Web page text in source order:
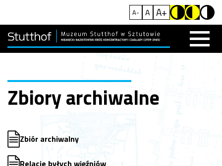
A- A A+
Zbiory archiwalne
Zbiór archiwalny
Relacje byłych więźniów